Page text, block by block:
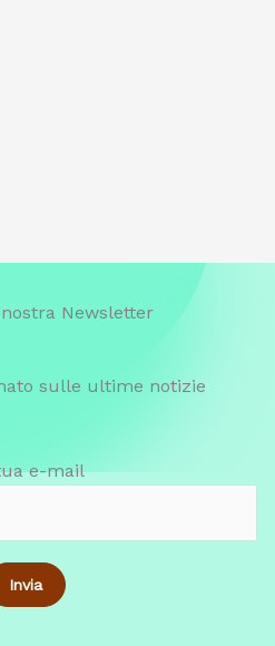
Newsletter
sulle ultime notizie
e-mail